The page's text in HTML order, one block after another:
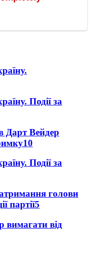
Події за
Дарт Вейдер
10
Події за
голови
партії5
вимагати від